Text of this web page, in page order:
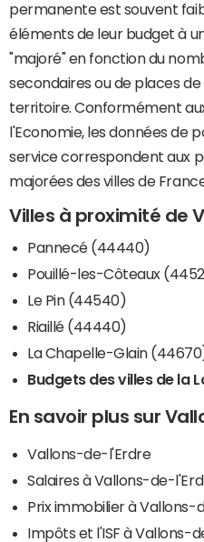
permanente est souvent
éléments de leur budget à
"majoré" en fonction du
secondaires ou de places
territoire. Conformément
l'Economie, les données de
service correspondent aux
majorées des villes de
Villes à proximité de
Pannecé (44440)
Pouillé-les-Côteaux
Le Pin (44540)
Riaillé (44440)
La Chapelle-Glain
Budgets des villes de la
En savoir plus sur
Vallons-de-l'Erdre
Salaires à Vallons-de-
Prix immobilier à Vallons-
Impôts et l'ISF à Vallons-